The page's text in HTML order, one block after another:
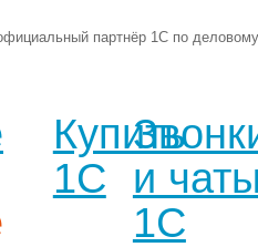
партнёр 1С по
Купить
1С
и
1С